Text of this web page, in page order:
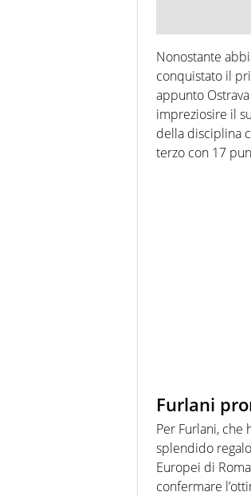
Nonostante
conquistato il
appunto
impreziosire il
della disciplina
terzo con 17
Furlani
Per Furlani, che
splendido
Europei di
confermare